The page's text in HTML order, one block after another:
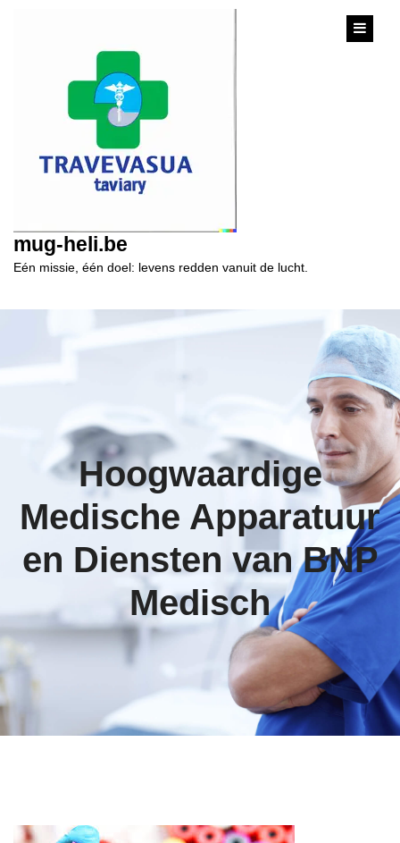
mug-heli.be
Eén missie, één doel: levens redden vanuit de lucht.
Hoogwaardige
Medische Apparatuur
en Diensten van BNP
Medisch